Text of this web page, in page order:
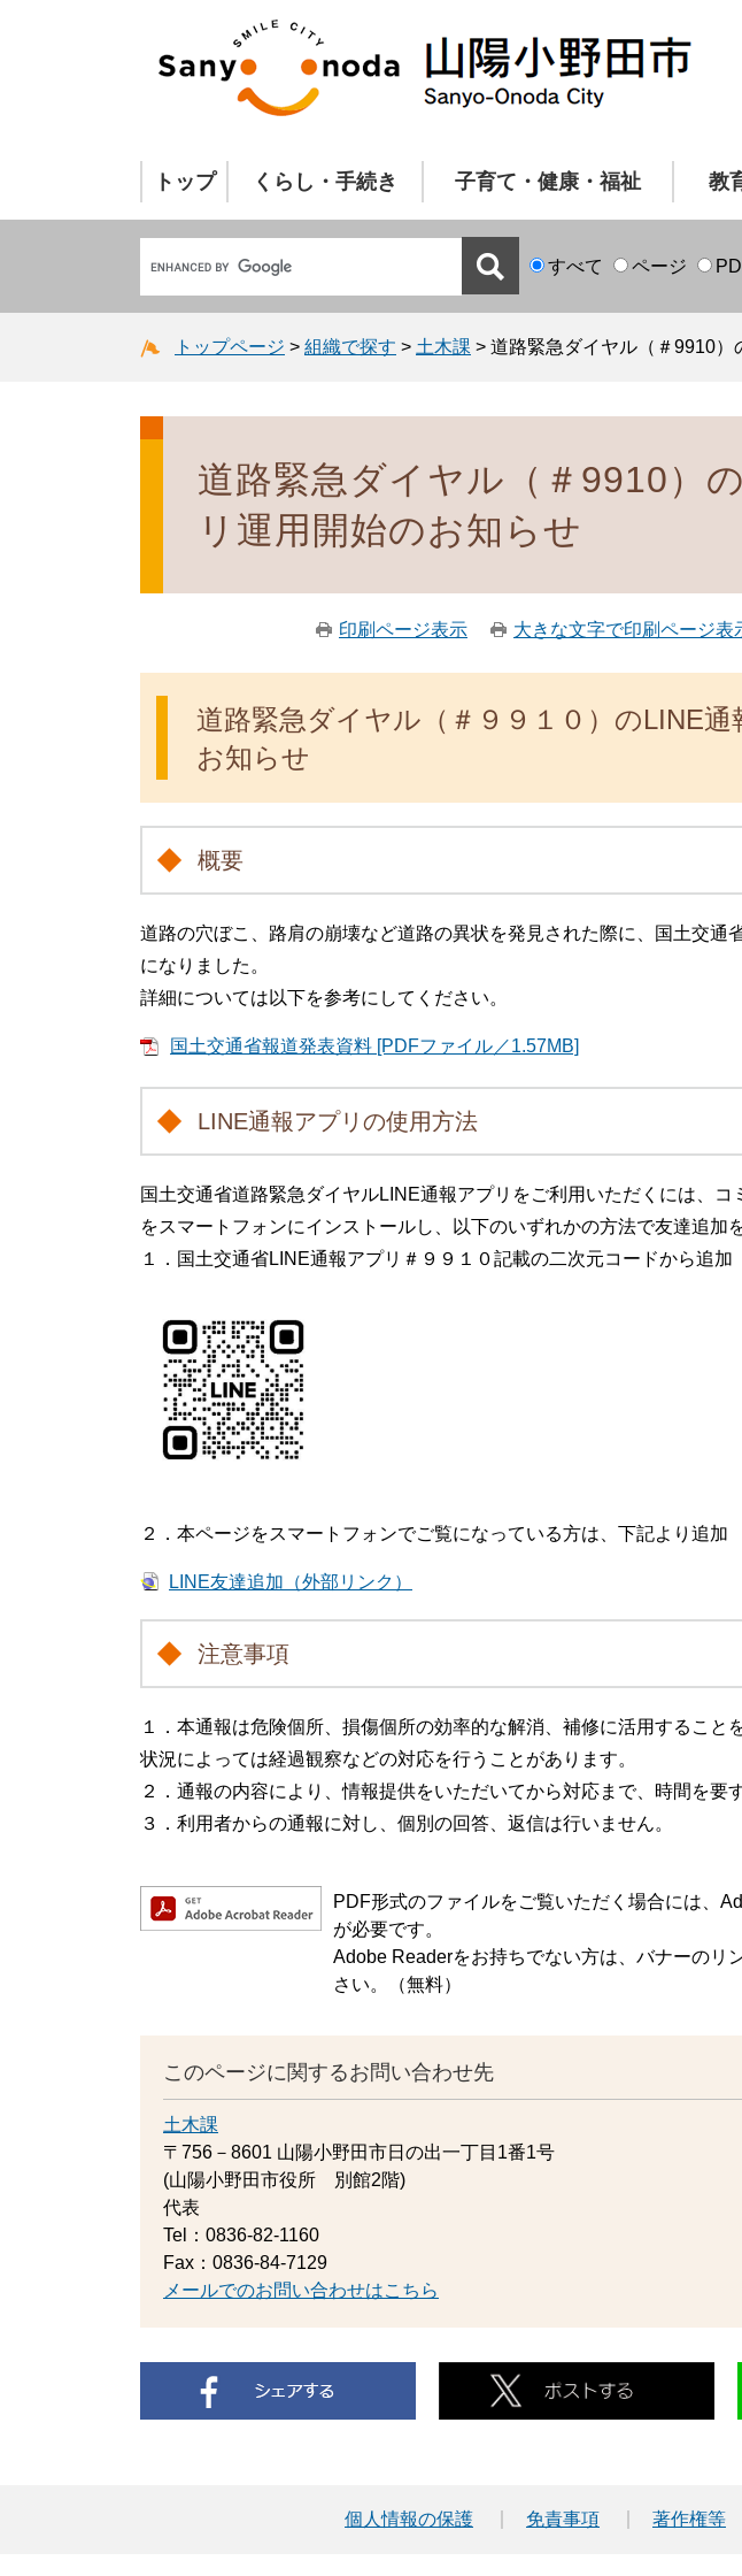
トップ くらし・手続き 子育て・健康・福祉 教
すべて ページ
トップページ > 組織で探す > 土木課 > 道路緊急ダイヤル（＃9910
道路緊急ダイヤル（＃9910）
リ運用開始のお知らせ
印刷ページ表示 大きな文字で印刷ページ表
道路緊急ダイヤル（＃９９１０）のLINE
お知らせ
概要
道路の穴ぼこ、路肩の崩壊など道路の異状を発見された際に、国土交通
になりました。
詳細については以下を参考にしてください。
国土交通省報道発表資料 [PDFファイル／1.57MB]
LINE通報アプリの使用方法
国土交通省道路緊急ダイヤルLINE通報アプリをご利用いただくには、コ
をスマートフォンにインストールし、以下のいずれかの方法で友達追加
１．国土交通省LINE通報アプリ＃９９１０記載の二次元コードから追加
２．本ページをスマートフォンでご覧になっている方は、下記より追加
LINE友達追加（外部リンク）
注意事項
１．本通報は危険個所、損傷個所の効率的な解消、補修に活用すること
状況によっては経過観察などの対応を行うことがあります。
２．通報の内容により、情報提供をいただいてから対応まで、時間を要
３．利用者からの通報に対し、個別の回答、返信は行いません。
PDF形式のファイルをご覧いただく場合には、
が必要です。
Adobe Readerをお持ちでない方は、バナーのリ
さい。（無料）
このページに関するお問い合わせ先
土木課
〒756－8601 山陽小野田市日の出一丁目1番1号
(山陽小野田市役所 別館2階)
代表
Tel：0836-82-1160
Fax：0836-84-7129
メールでのお問い合わせはこちら
個人情報の保護 免責事項 著作権等